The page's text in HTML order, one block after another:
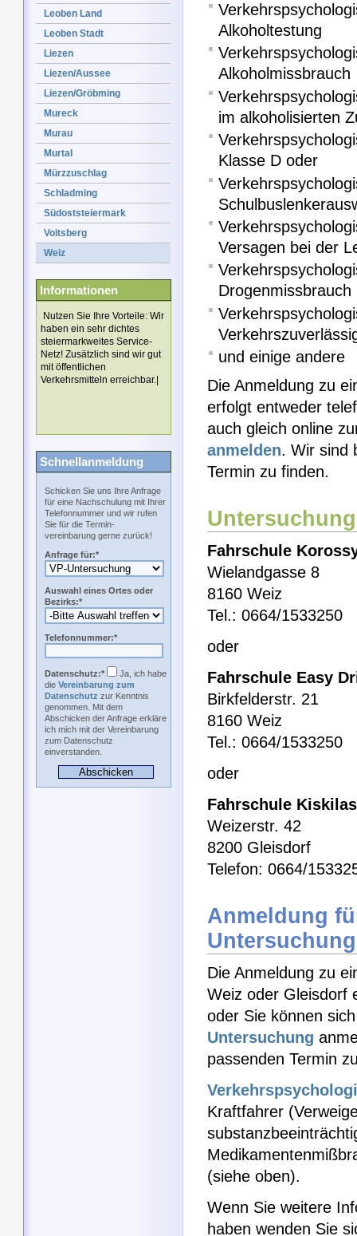
Leoben Land
Leoben Stadt
Liezen
Liezen/Aussee
Liezen/Gröbming
Mureck
Murau
Murtal
Mürzzuschlag
Schladming
Südoststeiermark
Voitsberg
Weiz
Informationen
Nutzen Sie Ihre Vorteile: Wir
haben ein sehr dichtes
steiermarkweites Service-
Netz! Zusätzlich sind wir gut
mit öffentlichen
Verkehrsmitteln erreichbar.|
Schnellanmeldung
Schicken Sie uns Ihre Anfrage
für eine Nachschulung mit Ihrer
Telefonnummer und wir rufen
Sie für die Termin-
vereinbarung gerne zurück!
Anfrage für:*
Auswahl eines Ortes oder
Bezirks:*
Telefonnummer:*
Datenschutz:*
Ja, ich habe
die Vereinbarung zum
Datenschutz zur Kenntnis
genommen. Mit dem
Abschicken der Anfrage erkläre
ich mich mit der Vereinbarung
zum Datenschutz
einverstanden.
Alkoholtestung
Alkoholmissbrauch
im alkoholisierten
Klasse D oder
Versagen bei der
Drogenmissbrauch
und einige andere
Die Anmeldung zu
erfolgt entweder
auch gleich online
anmelden. Wir sind
Termin zu finden.
Fahrschule
Wielandgasse 8
8160 Weiz
Tel.: 0664/1533250
oder
Fahrschule Easy
Birkfelderstr. 21
8160 Weiz
Tel.: 0664/1533250
oder
Fahrschule Kiskilas
Weizerstr. 42
8200 Gleisdorf
Telefon: 0664/
Anmeldung
Untersuchung
Die Anmeldung zu
Weiz oder Gleisdorf
oder Sie können
Untersuchung
passenden Termin
Kraftfahrer
(siehe oben).
Wenn Sie weitere
haben wenden Sie